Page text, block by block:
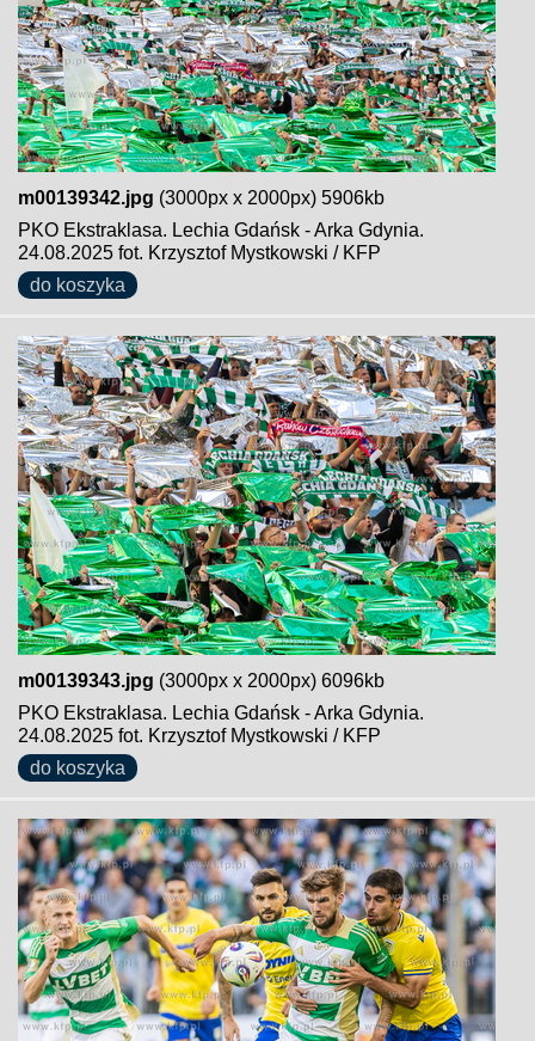
m00139342.jpg (3000px x 2000px) 5906kb
PKO Ekstraklasa. Lechia Gdańsk - Arka Gdynia.
24.08.2025 fot. Krzysztof Mystkowski / KFP
do koszyka
m00139343.jpg (3000px x 2000px) 6096kb
PKO Ekstraklasa. Lechia Gdańsk - Arka Gdynia.
24.08.2025 fot. Krzysztof Mystkowski / KFP
do koszyka